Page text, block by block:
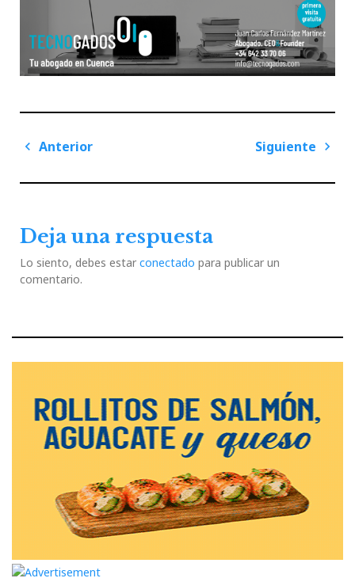
Navegación
entradas
Anterior
Siguiente
Deja una respuesta
Lo siento, debes estar conectado para publicar un
comentario.